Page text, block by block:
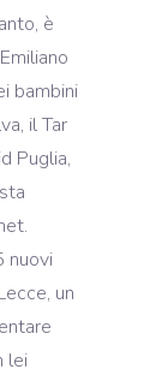
è
bambini
il Tar
Puglia,
nuovi
un
lei